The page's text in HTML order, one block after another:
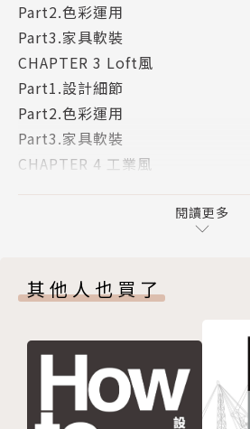
i室設圈 | 漂亮家居編輯部針對裝
「第一次裝潢就上手」，首本居家
過簡單的條例重點說明，介紹不同
修要點、配色運用、家具軟裝搭配
作者簡介
1. 搭建跨領域專業整合設計的平台
4. 以前瞻、宏觀態度打開設計視野
i室設圈 | 漂亮家居網站https://
i室設圈 | 漂亮家居臉書https://
m/iecosyst/
Part2.色彩運用
Part3.家具軟裝
CHAPTER 3 Loft風
Part1.設計細節
Part2.色彩運用
Part3.家具軟裝
CHAPTER 4 工業風
Part1.設計細節
Part3.家具軟裝
CHAPTER 6 現代風
Part1.設計細節
Part2.色彩運用
閱讀更多
其他人也買了